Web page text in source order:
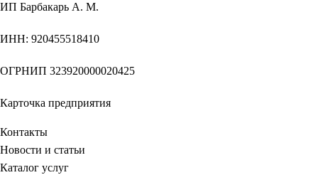
ИП Барбакарь А. М.
ИНН: 920455518410
ОГРНИП 323920000020425
Карточка предприятия
Контакты
Новости и статьи
Каталог услуг